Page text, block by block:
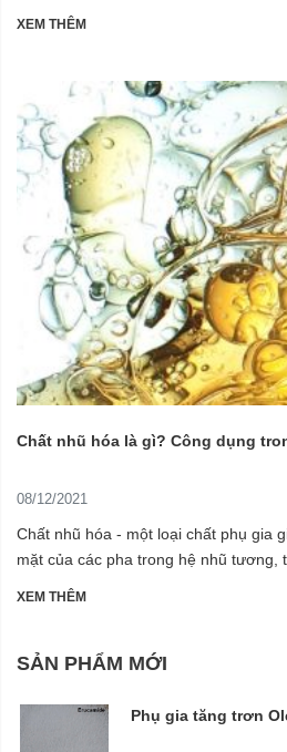
XEM THÊM
Chất nhũ hóa là gì? Công dụng
08/12/2021
Chất nhũ hóa - một loại chất phụ gia
mặt của các pha trong hệ nhũ tương,
XEM THÊM
SẢN PHẨM MỚI
Phụ gia tăng trơn